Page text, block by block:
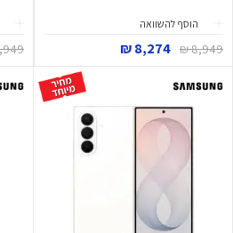
הוסף להשוואה
8,949 ₪
8,274 ₪
₪